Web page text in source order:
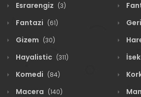
Esrarengiz (3)
Fantazi (61)
Gizem (30)
Hayalistic (311)
Komedi (84)
Macera (140)